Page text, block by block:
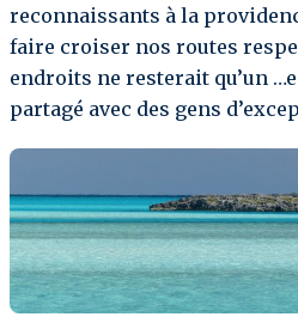
reconnaissants à la
faire croiser nos routes
endroits ne resterait qu’un
partagé avec des gens